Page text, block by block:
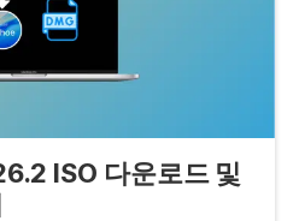
ISO 다운로드 및